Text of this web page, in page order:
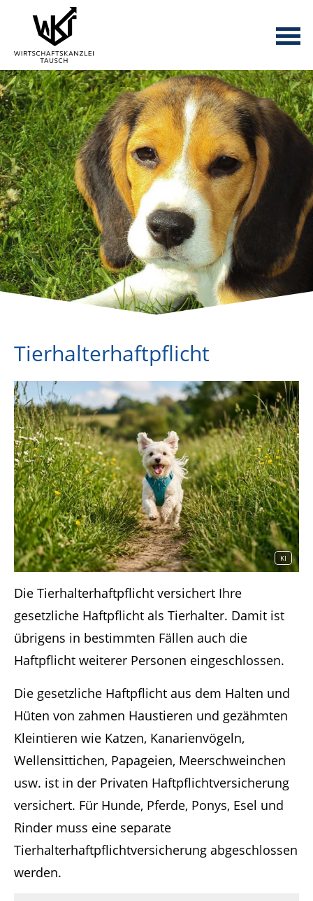
Tierhalterhaftpflicht
KI
Die Tierhalterhaftpflicht versichert Ihre
gesetzliche Haftpflicht als Tierhalter. Damit ist
übrigens in bestimmten Fällen auch die
Haftpflicht weiterer Personen eingeschlossen.
Die gesetzliche Haftpflicht aus dem Halten und
Hüten von zahmen Haustieren und gezähmten
Kleintieren wie Katzen, Kanarienvögeln,
Wellensittichen, Papageien, Meerschweinchen
usw. ist in der Privaten Haftpflichtversicherung
versichert. Für Hunde, Pferde, Ponys, Esel und
Rinder muss eine separate
Tierhalterhaftpflichtversicherung abgeschlossen
werden.